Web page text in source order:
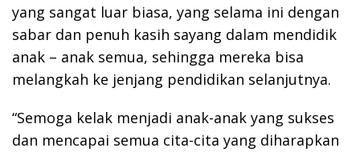
yang sangat luar biasa, yang selama ini dengan
sabar dan penuh kasih sayang dalam mendidik
anak – anak semua, sehingga mereka bisa
melangkah ke jenjang pendidikan selanjutnya.
“Semoga kelak menjadi anak-anak yang sukses
dan mencapai semua cita-cita yang diharapkan